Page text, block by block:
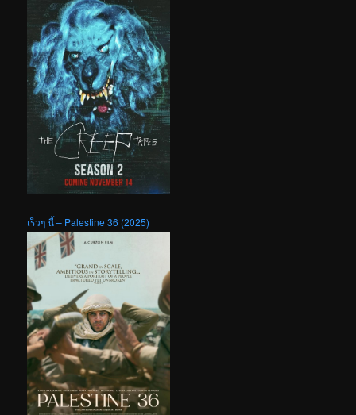
เร็วๆ นี้ – Palestine 36 (2025)